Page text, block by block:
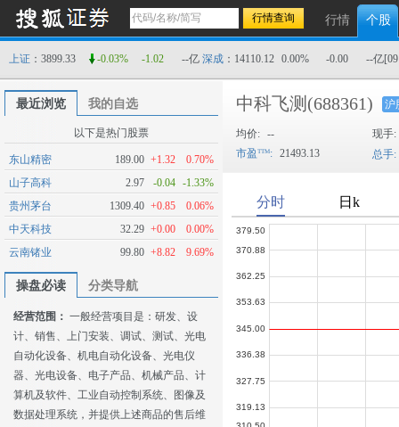
行情 个股
上证 ：3899.33 -0.03% -1.02 --亿 深成 ：14110.12 0.00% -0.00 --亿
最近浏览 我的自选
以下是热门股票
东山精密 189.00 +1.32
0.70%
山子高科
2.97 -0.04 -1.33%
贵州茅台
1309.40 +0.85
0.06%
中天科技
32.29 +0.00
0.00%
云南锗业
99.80 +8.82 9.69%
操盘必读 分类导航
经营范围： 一般经营项目是：研发、设
计、销售、上门安装、调试、测试、光电
自动化设备、机电自动化设备、光电仪
器、光电设备、电子产品、机械产品、计
算机及软件、工业自动控制系统、图像及
数据处理系统，并提供上述商品的售后维
中科飞测 (688361) 沪
均价: --
现手:
市盈
: 21493.13 总手: